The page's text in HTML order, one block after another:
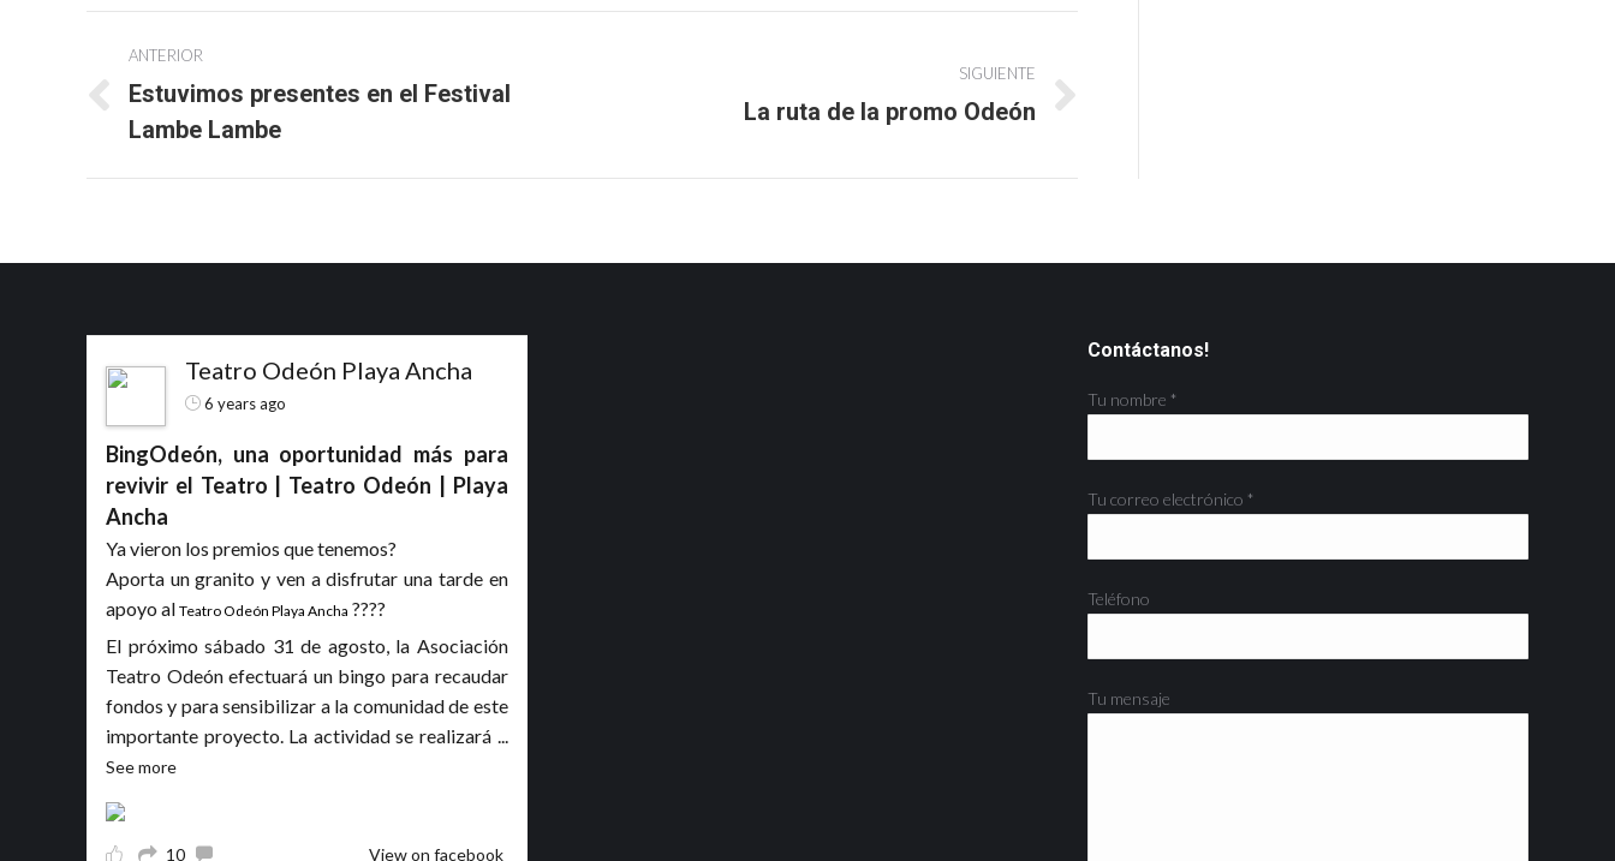
Navegación
entre
publicaciones
ANTERIOR
Publicación
anterior:
Estuvimos presentes en el Festival
Lambe Lambe
SIGUIENTE
La ruta de la promo Odeón
Teatro Odeón Playa Ancha
6 years ago
BingOdeón, una oportunidad más para
revivir el Teatro | Teatro Odeón | Playa
Ancha
Ya vieron los premios que tenemos?
Aporta un granito y ven a disfrutar una tarde en
apoyo al Teatro Odeón Playa Ancha ????
El próximo sábado 31 de agosto, la Asociación
Teatro Odeón efectuará un bingo para recaudar
fondos y para sensibilizar a la comunidad de este
importante proyecto. La actividad se realizará
See more
10 View on facebook
Contáctanos!
Tu nombre *
Tu correo electrónico *
Teléfono
Tu mensaje